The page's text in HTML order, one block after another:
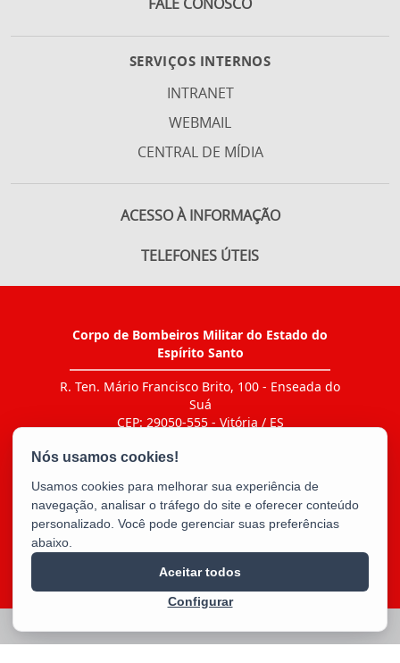
SERVIÇOS INTERNOS
INTRANET
WEBMAIL
CENTRAL DE MÍDIA
ACESSO À INFORMAÇÃO
TELEFONES ÚTEIS
Corpo de Bombeiros Militar do Estado do
Espírito Santo
R. Ten. Mário Francisco Brito, 100 - Enseada do
Suá
CEP: 29050-555 - Vitória / ES
E-mail:bm5cbmes@gmail.com
Usamos cookies para melhorar sua experiência de
navegação, analisar o tráfego do site e oferecer conteúdo
personalizado. Você pode gerenciar suas preferências
abaixo.
Configurar
Aceitar todos